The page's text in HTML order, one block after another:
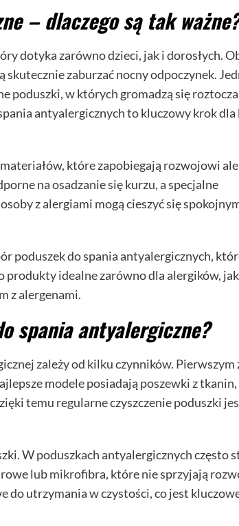
– dlaczego są tak ważne?
dotyka zarówno dzieci, jak i dorosłych.
skutecznie zaburzać nocny odpoczynek.
poduszki, w których gromadzą się
antyalergicznych to kluczowy krok dla
które zapobiegają rozwojowi
na osadzanie się kurzu, a specjalne
z alergiami mogą cieszyć się
poduszek do spania antyalergicznych,
produkty idealne zarówno dla alergików,
z alergenami.
spania antyalergiczne?
zależy od kilku czynników. Pierwszym
modele posiadają poszewki z
temu regularne czyszczenie poduszki
W poduszkach antyalergicznych często
lub mikrofibra, które nie sprzyjają
do utrzymania w czystości, co jest